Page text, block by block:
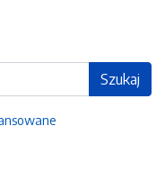
Szukaj